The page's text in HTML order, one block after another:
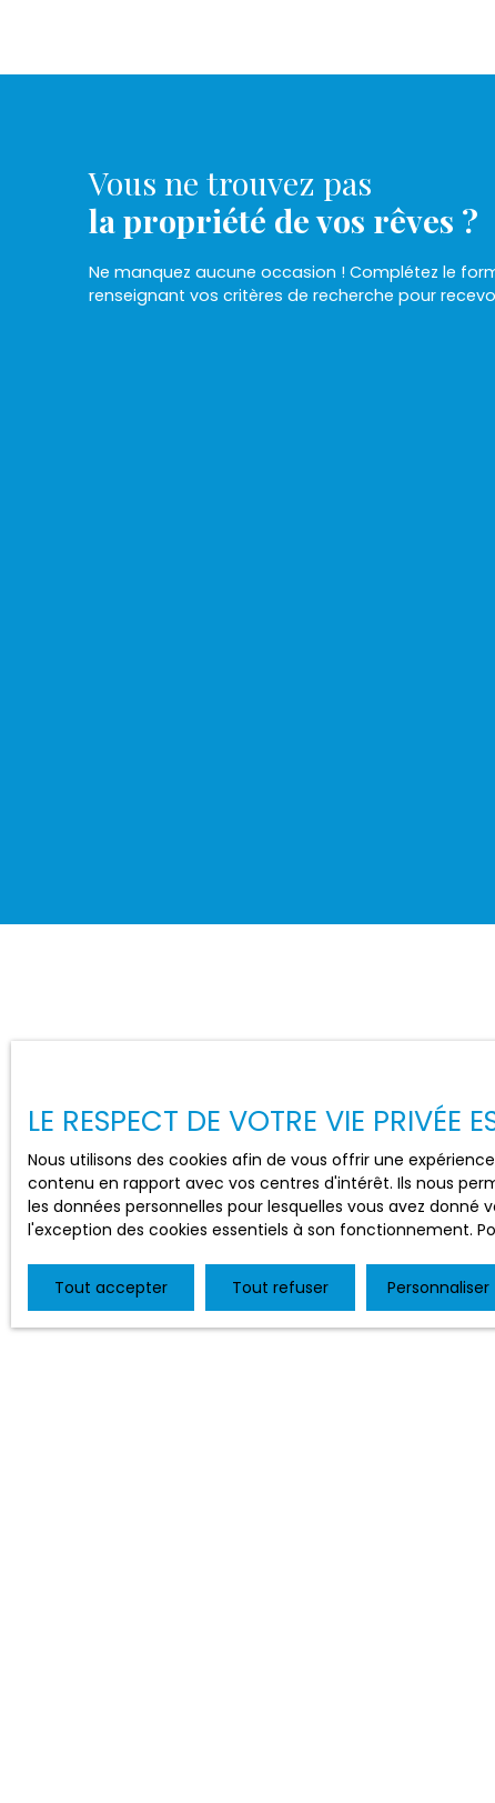
Vous ne trouvez pas
la propriété de vos rêves ?
Ne manquez aucune occasion ! Complétez le
renseignant vos critères de recherche pour
LE RESPECT DE VOTRE VIE PRIVÉE
Nous utilisons des cookies afin de vous offrir une
contenu en rapport avec vos centres d'intérêt. Ils nous
les données personnelles pour lesquelles vous avez
l'exception des cookies essentiels à son fonctionnement.
Tout accepter Tout refuser Personnaliser